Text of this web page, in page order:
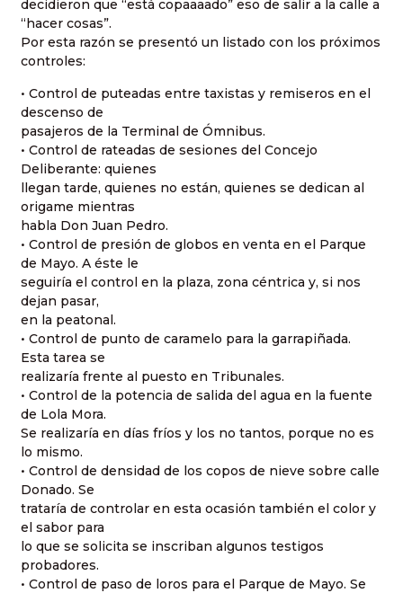
decidieron que “está copaaaado” eso de salir a la calle a
“hacer cosas”.
Por esta razón se presentó un listado con los próximos
controles:
• Control de puteadas entre taxistas y remiseros en el
descenso de
pasajeros de la Terminal de Ómnibus.
• Control de rateadas de sesiones del Concejo
Deliberante: quienes
llegan tarde, quienes no están, quienes se dedican al
origame mientras
habla Don Juan Pedro.
• Control de presión de globos en venta en el Parque
de Mayo. A éste le
seguiría el control en la plaza, zona céntrica y, si nos
dejan pasar,
en la peatonal.
• Control de punto de caramelo para la garrapiñada.
Esta tarea se
realizaría frente al puesto en Tribunales.
• Control de la potencia de salida del agua en la fuente
de Lola Mora.
Se realizaría en días fríos y los no tantos, porque no es
lo mismo.
• Control de densidad de los copos de nieve sobre calle
Donado. Se
trataría de controlar en esta ocasión también el color y
el sabor para
lo que se solicita se inscriban algunos testigos
probadores.
• Control de paso de loros para el Parque de Mayo. Se